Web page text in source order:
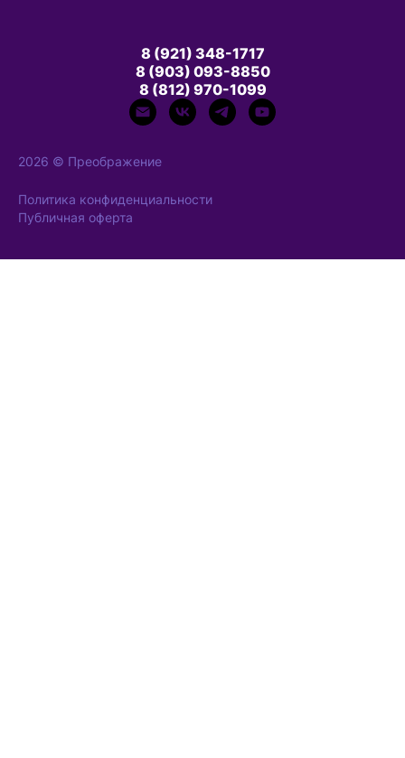
8 (921) 348-1717
8 (903) 093-8850
8 (812) 970-1099
2026 © Преображение
Политика конфиденциальности
Публичная оферта